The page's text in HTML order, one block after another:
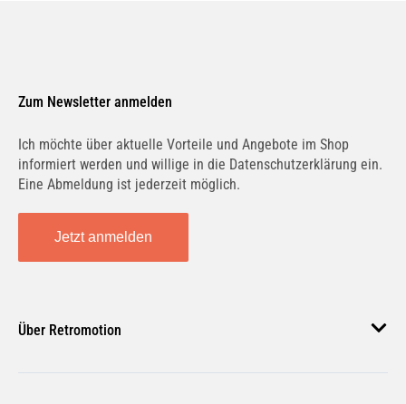
Zum Newsletter anmelden
Ich möchte über aktuelle Vorteile und Angebote im Shop
informiert werden und willige in die Datenschutzerklärung ein.
Eine Abmeldung ist jederzeit möglich.
Jetzt anmelden
Über Retromotion